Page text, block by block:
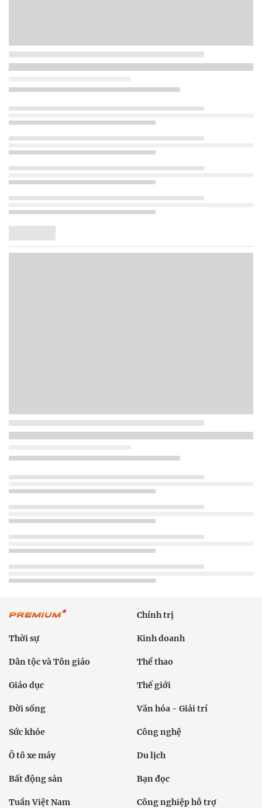
Chính trị
Thời sự Kinh doanh
Dân tộc và Tôn giáo Thể thao
Giáo dục Thế giới
Đời sống Văn hóa - Giải trí
Sức khỏe Công nghệ
Ô tô xe máy Du lịch
Bất động sản Bạn đọc
Tuần Việt Nam Công nghiệp hỗ trợ